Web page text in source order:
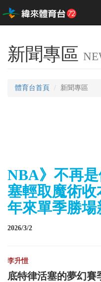
新聞專區
體育台首頁 新聞專區
NBA》不再
塞輕取魔術收
年來單季勝場
2026/3/2
李升愷
底特律活塞的夢幻賽